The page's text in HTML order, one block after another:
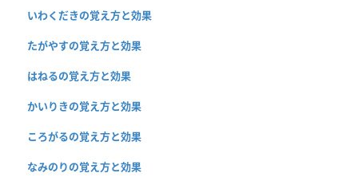
いわくだきの覚え方と効果
たがやすの覚え方と効果
はねるの覚え方と効果
かいりきの覚え方と効果
ころがるの覚え方と効果
なみのりの覚え方と効果